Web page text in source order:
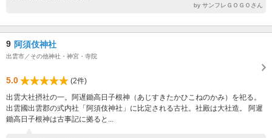
by サンフレＧＯＧＯさん
9 阿須伎神社
出雲市／その他神社・神宮・寺院
5.0
(2件)
出雲大社摂社の一。阿遅鋤高日子根神（あじすきたかひこねのかみ）を祀る。
出雲國出雲郡の式内社「阿須伎神社」に比定される古社。社殿は大社造。 阿遲
鋤高日子根神は古事記に拠ると...